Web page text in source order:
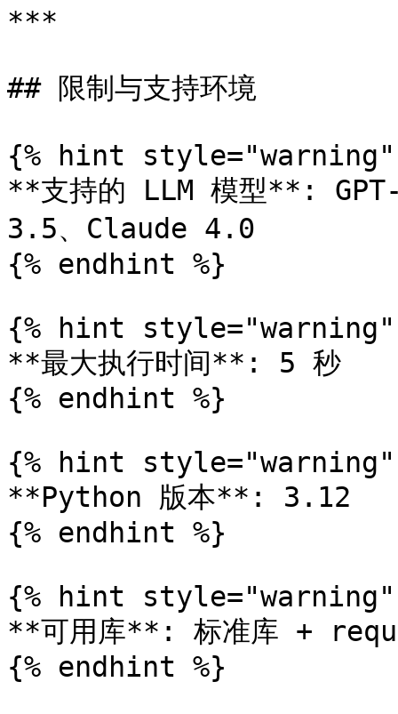
***
## 限制与支持环境
{% hint style="warning"
**支持的 LLM 模型**:
3.5、Claude 4.0
{% endhint %}
{% hint style="warning"
**最大执行时间**: 5 秒
{% endhint %}
{% hint style="warning"
**Python 版本**: 3.12
{% endhint %}
{% hint style="warning"
**可用库**: 标准库 +
{% endhint %}